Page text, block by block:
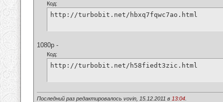
Код:
http://turbobit.net/hbxq7fqwc7ao.html
1080p -
Код:
http://turbobit.net/h58fiedt3zic.html
Последний раз редактировалось vovin, 15.12.2011 в 13:04